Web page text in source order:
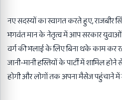
नए सदस्यों का स्वागत करते हुए, राजबीर
भगवंत मान के नेतृत्व में आप सरकार
वर्ग की भलाई के लिए बिना थके काम कर
जानी-मानी हस्तियों के पार्टी में शामिल
होगी और लोगों तक अपना मैसेज पहुंचाने में